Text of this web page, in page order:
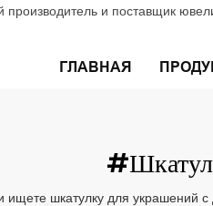
и поставщик
ГЛАВНАЯ
ищете шкатулку для украшений